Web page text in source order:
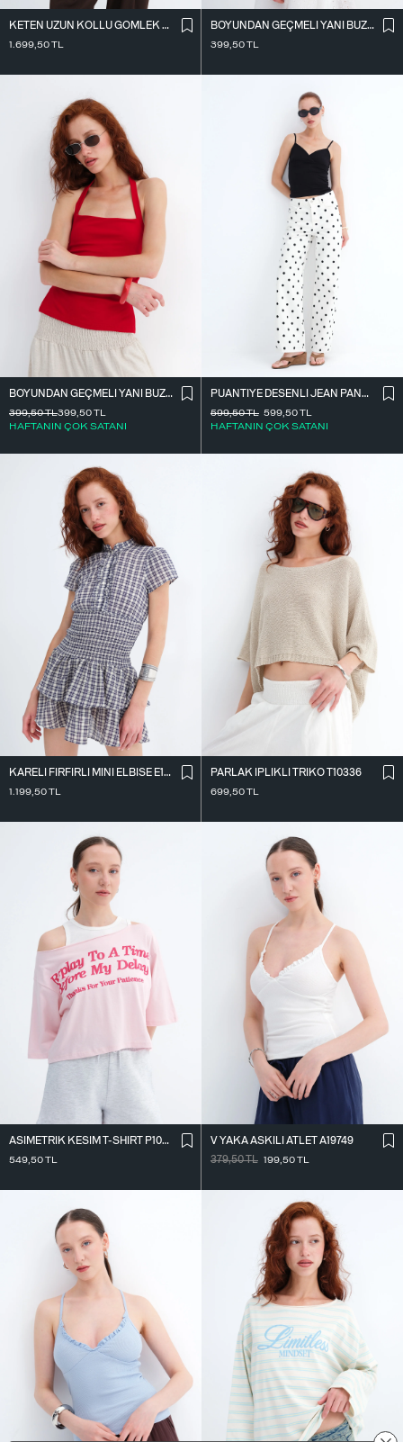
KETEN UZUN KOLLU GÖMLEK G18476
1.699,50TL
BOYUNDAN GEÇMELI YANI BÜZGÜLÜ BLUZ A390
399,50TL
BOYUNDAN GEÇMELI YANI BÜZGÜLÜ BLUZ A390
399,50TL
HAFTANIN ÇOK SATANI
399,50TL
PUANTIYE DESENLI JEAN PANTOLON P.PN1071
599,50TL
HAFTANIN ÇOK SATANI
599,50TL
KARELI FIRFIRLI MINI ELBISE E18436
1.199,50TL
PARLAK İ̇PLIKLI TRIKO T10336
699,50TL
ASIMETRIK KESIM T-SHIRT P10719
549,50TL
V YAKA ASKILI ATLET A19749
379,50TL 199,50TL